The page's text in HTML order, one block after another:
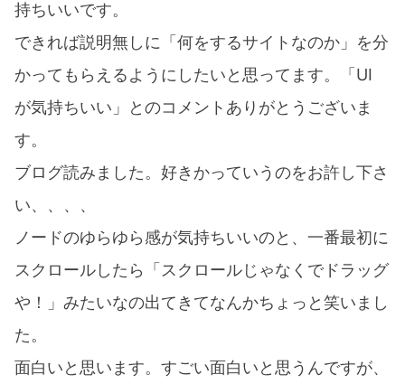
持ちいいです。
できれば説明無しに「何をするサイトなのか」を分
かってもらえるようにしたいと思ってます。「UI
が気持ちいい」とのコメントありがとうございま
す。
ブログ読みました。好きかっていうのをお許し下さ
い、、、、
ノードのゆらゆら感が気持ちいいのと、一番最初に
スクロールしたら「スクロールじゃなくでドラッグ
や！」みたいなの出てきてなんかちょっと笑いまし
た。
面白いと思います。すごい面白いと思うんですが、